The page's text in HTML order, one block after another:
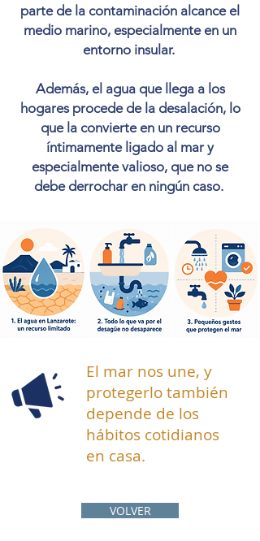
parte de la contaminación alcance el
medio marino, especialmente en un
entorno insular.
Además, el agua que llega a los
hogares procede de la desalación, lo
que la convierte en un recurso
íntimamente ligado al mar y
especialmente valioso, que no se
debe derrochar en ningún caso.
El mar nos une, y
protegerlo también
depende de los
hábitos cotidianos
en casa.
VOLVER